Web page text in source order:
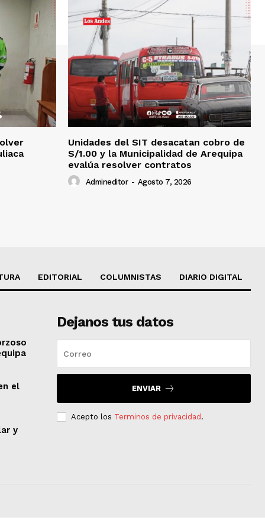
Unidades del SIT desacatan cobro de
S/1.00 y la Municipalidad de Arequipa
evalúa resolver contratos
Admineditor - Agosto 7, 2026
EDITORIAL COLUMNISTAS DIARIO DIGITAL
el
y
Dejanos tus datos
ENVIAR
Acepto los Terminos de privacidad .